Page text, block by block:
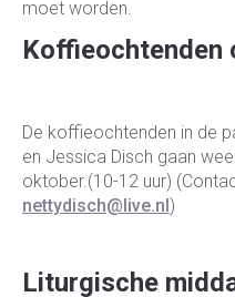
moet worden.
Koffieochtenden
De koffieochtenden in de
en Jessica Disch gaan
oktober.(10-12 uur)
nettydisch@live.nl)
Liturgische